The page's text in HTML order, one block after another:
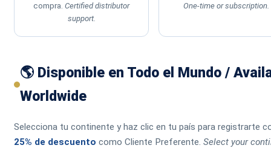
compra. Certified distributor
support.
One-time or subscription.
🌎 Disponible en Todo el Mundo /
Worldwide
Selecciona tu continente y haz clic en tu país para registrarte
25% de descuento como Cliente Preferente. Select your